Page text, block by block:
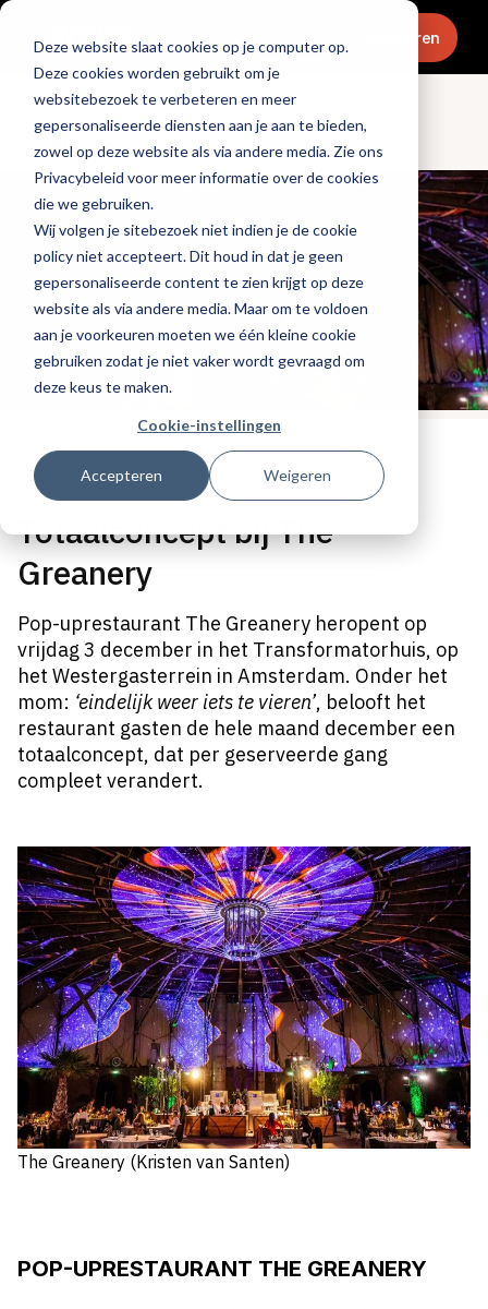
Deze website slaat cookies op je computer op.
Deze cookies worden gebruikt om je
websitebezoek te verbeteren en meer
gepersonaliseerde diensten aan je aan te bieden,
zowel op deze website als via andere media. Zie ons
Privacybeleid voor meer informatie over de cookies
die we gebruiken.
Wij volgen je sitebezoek niet indien je de cookie
policy niet accepteert. Dit houd in dat je geen
gepersonaliseerde content te zien krijgt op deze
website als via andere media. Maar om te voldoen
aan je voorkeuren moeten we één kleine cookie
gebruiken zodat je niet vaker wordt gevraagd om
deze keus te maken.
Cookie-instellingen
Accepteren Weigeren
Menu Abonneren
Openingen & design
Tags:hotels,cocktails, nieuwe-zaken
Gepubliceerd op: 2 november 2021
Totaalconcept bij The
Greanery
Pop-uprestaurant The Greanery heropent op
vrijdag 3 december in het Transformatorhuis, op
het Westergasterrein in Amsterdam. Onder het
mom: ‘eindelijk weer iets te vieren’, belooft het
restaurant gasten de hele maand december een
totaalconcept, dat per geserveerde gang
compleet verandert.
The Greanery (Kristen van Santen)
POP-UPRESTAURANT THE GREANERY